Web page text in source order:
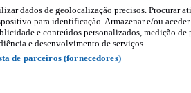
a aplicação
dados de geolocalização precisos. Procurar
para identificação. Armazenar e/ou
e conteúdos personalizados, medição
e desenvolvimento de serviços.
de parceiros (fornecedores)